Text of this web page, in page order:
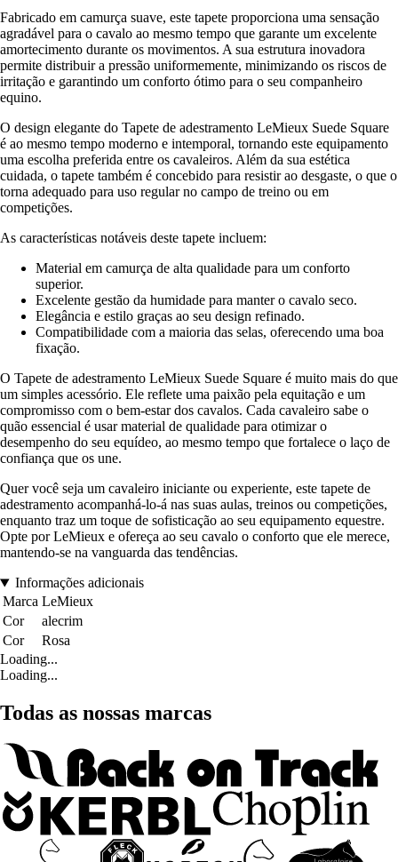
Fabricado em camurça suave, este tapete proporciona uma sensação
agradável para o cavalo ao mesmo tempo que garante um excelente
amortecimento durante os movimentos. A sua estrutura inovadora
permite distribuir a pressão uniformemente, minimizando os riscos de
irritação e garantindo um conforto ótimo para o seu companheiro
equino.
O design elegante do Tapete de adestramento LeMieux Suede Square
é ao mesmo tempo moderno e intemporal, tornando este equipamento
uma escolha preferida entre os cavaleiros. Além da sua estética
cuidada, o tapete também é concebido para resistir ao desgaste, o que o
torna adequado para uso regular no campo de treino ou em
competições.
As características notáveis deste tapete incluem:
Material em camurça de alta qualidade para um conforto
superior.
Excelente gestão da humidade para manter o cavalo seco.
Elegância e estilo graças ao seu design refinado.
Compatibilidade com a maioria das selas, oferecendo uma boa
fixação.
O Tapete de adestramento LeMieux Suede Square é muito mais do que
um simples acessório. Ele reflete uma paixão pela equitação e um
compromisso com o bem-estar dos cavalos. Cada cavaleiro sabe o
quão essencial é usar material de qualidade para otimizar o
desempenho do seu equídeo, ao mesmo tempo que fortalece o laço de
confiança que os une.
Quer você seja um cavaleiro iniciante ou experiente, este tapete de
adestramento acompanhá-lo-á nas suas aulas, treinos ou competições,
enquanto traz um toque de sofisticação ao seu equipamento equestre.
Opte por LeMieux e ofereça ao seu cavalo o conforto que ele merece,
mantendo-se na vanguarda das tendências.
Informações adicionais
Marca LeMieux
Cor
alecrim
Cor
Rosa
Loading...
Loading...
Todas as nossas marcas